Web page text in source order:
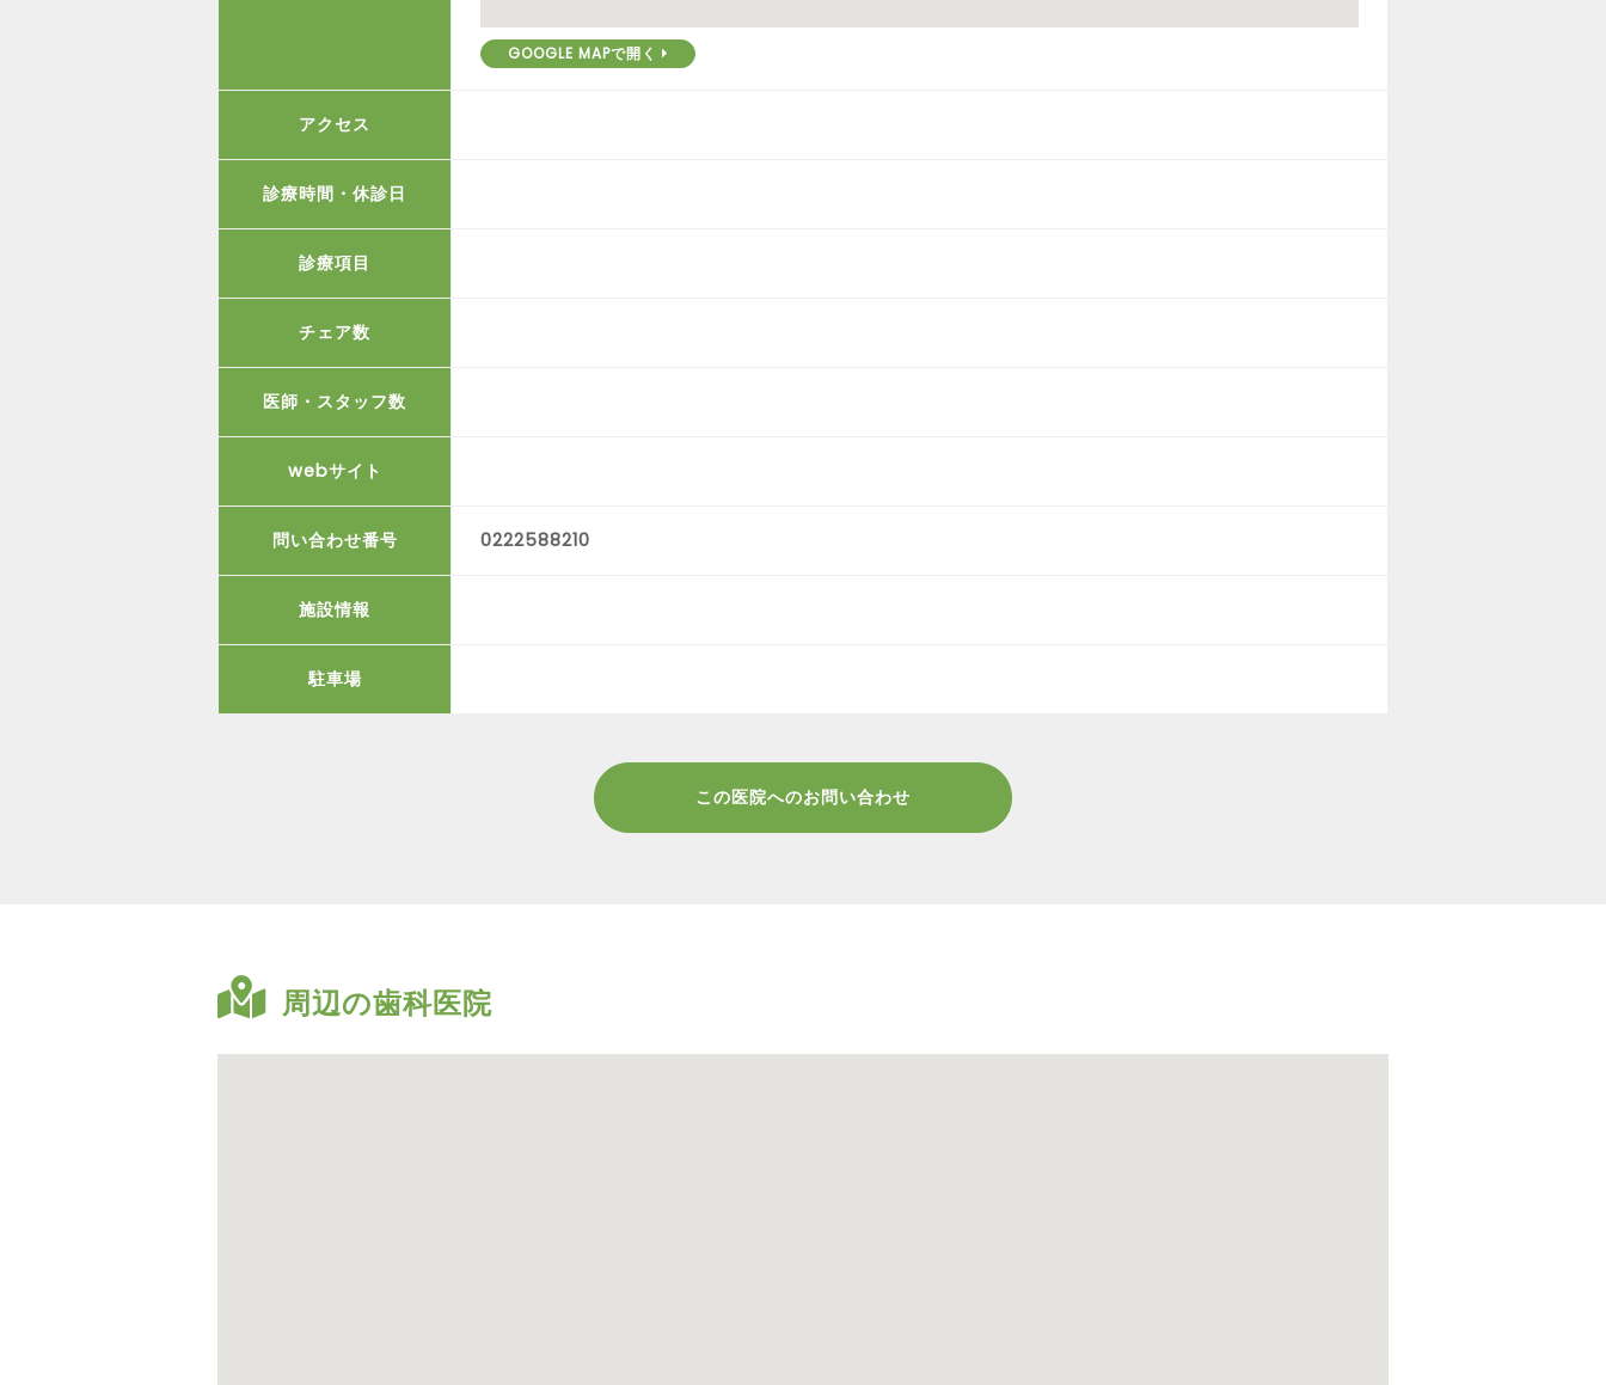
GOOGLE MAPで開く
アクセス
診療時間・休診日
診療項目
チェア数
医師・スタッフ数
webサイト
問い合わせ番号 0222588210
施設情報
駐車場
この医院へのお問い合わせ
周辺の歯科医院